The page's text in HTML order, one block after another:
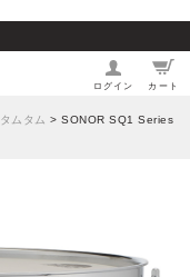
ログイン カート
タムタム > SONOR SQ1 Series